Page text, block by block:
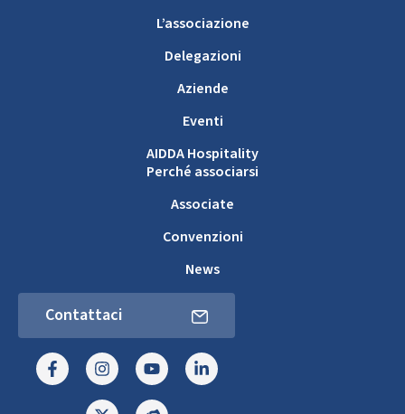
L’associazione
Delegazioni
Aziende
Eventi
AIDDA Hospitality
Perché associarsi
Associate
Convenzioni
News
Contattaci